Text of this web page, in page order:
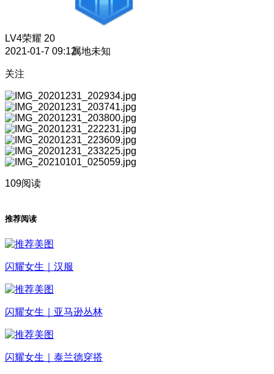
LV4荣耀 20
2021-01-7 09:12属地未知
关注
109阅读
推荐阅读
闪耀女生｜汉服
闪耀女生｜亚马逊丛林
闪耀女生｜泰兰德穿搭